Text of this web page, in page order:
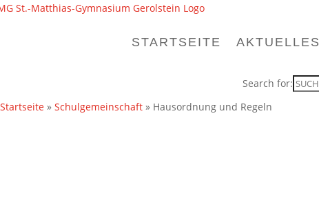
STARTSEITE AKTUELLES
Search for:
Startseite » Schulgemeinschaft » Hausordnung und Regeln